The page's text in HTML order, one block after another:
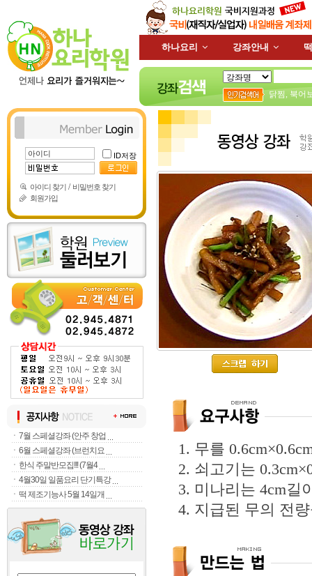
하나요리 강좌안내
닭찜 북어
ID저장
아이디 찾기 / 비밀번호 찾기
회원가입
ㆍ 7월 스페셜강좌 (안주 창업
ㆍ 6월 스페셜강좌 (브런치요
ㆍ 한식 주말반모집!!! (7월4
ㆍ 4월30일 일품요리 단기특강
ㆍ 떡 제조기능사 5월 14일개
1. 무를
2. 쇠고기는
3. 미나리는 4cm길
4. 지급된 무의 전